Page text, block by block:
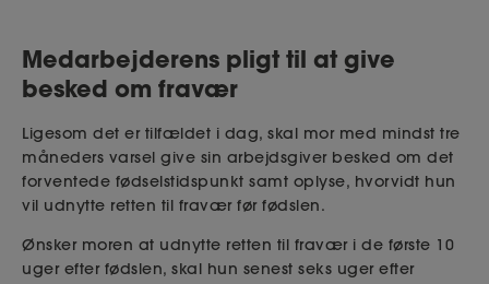
Medarbejderens pligt til at give
besked om fravær
Ligesom det er tilfældet i dag, skal mor med mindst tre
måneders varsel give sin arbejdsgiver besked om det
forventede fødselstidspunkt samt oplyse, hvorvidt hun
vil udnytte retten til fravær før fødslen.
Ønsker moren at udnytte retten til fravær i de første 10
uger efter fødslen, skal hun senest seks uger efter